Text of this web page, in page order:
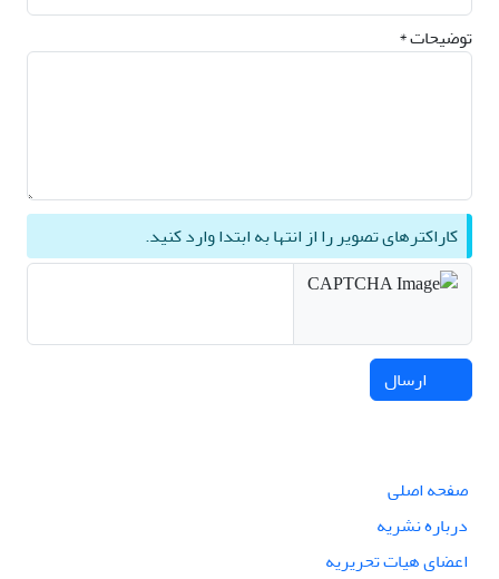
توضیحات *
کاراکترهای تصویر را از انتها به ابتدا وارد کنید.
ارسال
صفحه اصلی
درباره نشریه
اعضای هیات تحریریه